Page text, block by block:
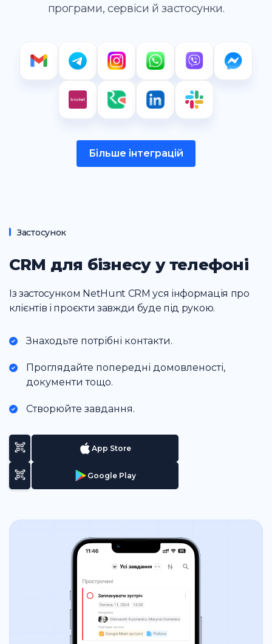
програми, сервіси й застосунки.
Більше інтеграцій
Застосунок
CRM для бізнесу у телефоні
Із застосунком NetHunt CRM уся інформація про
клієнтів і проєкти завжди буде під рукою.
Знаходьте потрібні контакти.
Проглядайте попередні домовленості,
документи тощо.
Створюйте завдання.
App Store
Google Play